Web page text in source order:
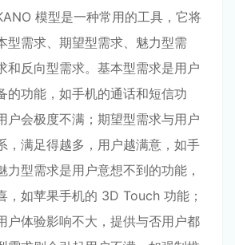
模型是一种常用的工具，它将
型需求、期望型需求、魅力型需
和反向型需求。基本型需求是用户
的功能，如手机的通话和短信功
户会极度不满；期望型需求与用户
，满足得越多，用户越满意，如手
力型需求是用户意想不到的功能，
，如苹果手机的 3D Touch 功能；
户体验影响不大，提供与否用户都